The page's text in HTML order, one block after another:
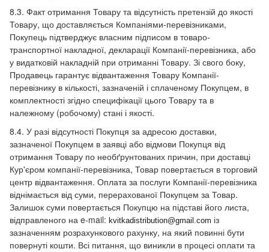
8.3. Факт отримання Товару та відсутність претензій до якості
Товару, що доставляється Компаніями-перевізниками,
Покупець підтверджує власним підписом в товаро-
транспортної накладної, декларації Компанії-перевізника, або
у видатковій накладній при отриманні Товару. Зі свого боку,
Продавець гарантує відвантаження Товару Компанії-
перевізнику в кількості, зазначеній і сплаченому Покупцем, в
комплектності згідно специфікації цього Товару та в
належному (робочому) стані і якості.
8.4. У разі відсутності Покупця за адресою доставки,
зазначеної Покупцем в заявці або відмови Покупця від
отримання Товару по необґрунтованих причин, при доставці
Кур'єром компанії-перевізника, Товар повертається в торговий
центр відвантаження. Оплата за послуги Компанії-перевізника
віднімається від суми, перерахованої Покупцем за Товар.
Залишок суми повертається Покупцю на підставі його листа,
відправленого на e-mail: kvitkadistribution@gmail.com із
зазначенням розрахункового рахунку, на який повинні бути
повернуті кошти. Всі питання, що виникли в процесі оплати та